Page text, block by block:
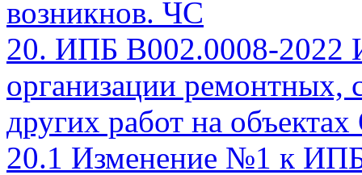
возникнов. ЧС
20. ИПБ В002.0008-2022
организации ремонтных,
других работ на
20.1 Изменение №1 к